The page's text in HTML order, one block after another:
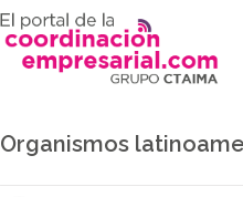
Organismos